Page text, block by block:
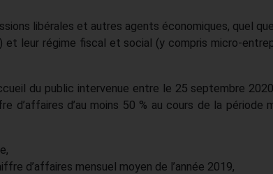
libérales et autres agents économiques, quel
leur régime fiscal et social (y compris micro-
du public intervenue entre le 25 septembre
d’affaires d’au moins 50 % au cours de la période
d’affaires mensuel moyen de l’année 2019,